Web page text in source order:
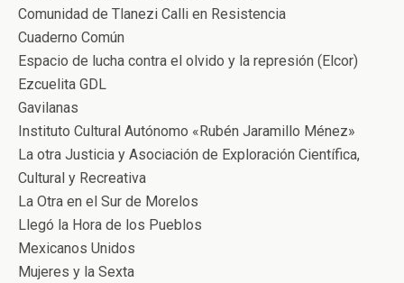
Comunidad de Tlanezi Calli en Resistencia
Cuaderno Común
Espacio de lucha contra el olvido y la represión (Elcor)
Ezcuelita GDL
Gavilanas
Instituto Cultural Autónomo «Rubén Jaramillo Ménez»
La otra Justicia y Asociación de Exploración Científica,
Cultural y Recreativa
La Otra en el Sur de Morelos
Llegó la Hora de los Pueblos
Mexicanos Unidos
Mujeres y la Sexta